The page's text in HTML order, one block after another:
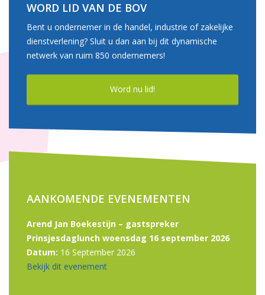
WORD LID VAN DE BOV
Bent u ondernemer in de handel, industrie of zakelijke
dienstverlening? Sluit u dan aan bij dit dynamische
netwerk van ruim 850 ondernemers!
Word nu lid!
AANKOMENDE EVENEMENTEN
Arend Jan Boekestijn – gastspreker
Prinsjesdaglunch woensdag 16 september 2026
Datum: 16 September 2026
Bekijk dit evenement